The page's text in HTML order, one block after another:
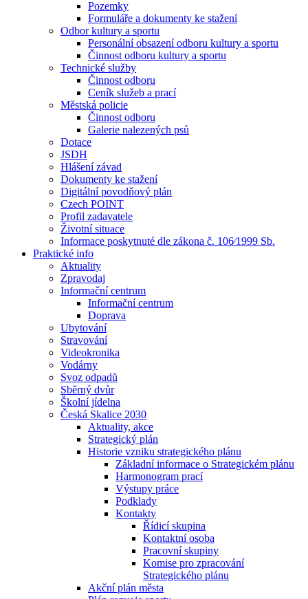
Pozemky
Formuláře a dokumenty ke stažení
Odbor kultury a sportu
Personální obsazení odboru kultury a sportu
Činnost odboru kultury a sportu
Technické služby
Činnost odboru
Ceník služeb a prací
Městská policie
Činnost odboru
Galerie nalezených psů
Dotace
JSDH
Hlášení závad
Dokumenty ke stažení
Digitální povodňový plán
Czech POINT
Profil zadavatele
Životní situace
Informace poskytnuté dle zákona č. 106⁄1999 Sb.
Praktické info
Aktuality
Zpravodaj
Informační centrum
Informační centrum
Doprava
Ubytování
Stravování
Videokronika
Vodárny
Svoz odpadů
Sběrný dvůr
Školní jídelna
Česká Skalice 2030
Aktuality, akce
Strategický plán
Historie vzniku strategického plánu
Základní informace o Strategickém plánu
Harmonogram prací
Výstupy práce
Podklady
Kontakty
Řídicí skupina
Kontaktní osoba
Pracovní skupiny
Komise pro zpracování
Strategického plánu
Akční plán města